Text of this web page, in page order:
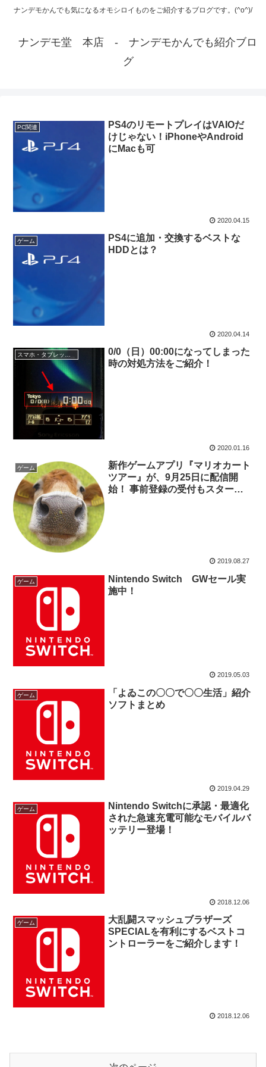
ナンデモかんでも気になるオモシロイものをご紹介するブログです。(^o^)/
ナンデモ堂 本店 - ナンデモかんでも紹介ブロ
グ
PC関連
PS4のリモートプレイはVAIOだ
けじゃない！iPhoneやAndroid
にMacも可
2020.04.15
ゲーム
PS4に追加・交換するベストな
HDDとは？
2020.04.14
0/0（日）00:00になってしまった
時の対処方法をご紹介！
2020.01.16
ゲーム
新作ゲームアプリ『マリオカート
ツアー』が、9月25日に配信開
始！ 事前登録の受付もスター
2019.08.27
ゲーム
Nintendo Switch GWセール実
施中！
2019.05.03
ゲーム
「よゐこの〇〇で〇〇生活」紹介
ソフトまとめ
2019.04.29
ゲーム
Nintendo Switchに承認・最適化
された急速充電可能なモバイルバ
ッテリー登場！
2018.12.06
ゲーム
大乱闘スマッシュブラザーズ
SPECIALを有利にするベストコ
ントローラーをご紹介します！
2018.12.06